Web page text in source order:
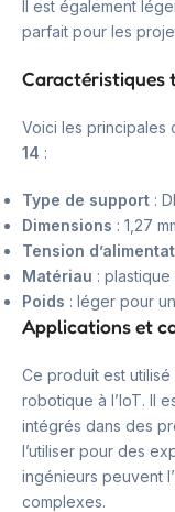
Il est également
parfait pour les
Caractéristiques
Voici les principales
14 :
Type de support :
Dimensions : 1,27
Tension
Matériau :
Poids : léger pour
Applications et
Ce produit est
robotique à l’IoT. Il
intégrés dans des
l’utiliser pour des
ingénieurs peuvent
complexes.